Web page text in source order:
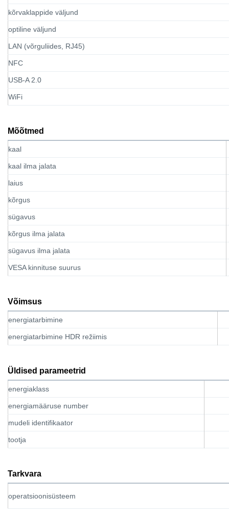
kõrvaklappide väljund
optiline väljund
LAN (võrguliides, RJ45)
NFC
USB-A 2.0
WiFi
Mõõtmed
kaal
kaal ilma jalata
laius
kõrgus
sügavus
kõrgus ilma jalata
sügavus ilma jalata
VESA kinnituse suurus
Võimsus
energiatarbimine
energiatarbimine HDR režiimis
Üldised parameetrid
energiaklass
energiamääruse number
mudeli identifikaator
tootja
Tarkvara
operatsioonisüsteem